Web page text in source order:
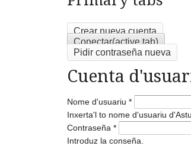
Crear nueva cuenta
Conectar(active tab)
Pidir contraseña nueva
Cuenta
Nome d'usuariu *
Inxerta'l to nome d'usuariu
Contraseña *
Introduz la conseña.